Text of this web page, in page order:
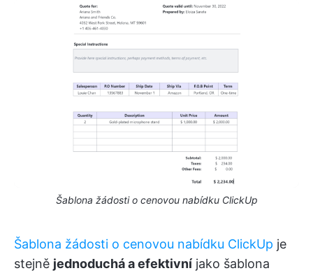
Šablona žádosti o cenovou nabídku ClickUp
Šablona žádosti o cenovou nabídku ClickUp je
stejně jednoduchá a efektivní jako šablona